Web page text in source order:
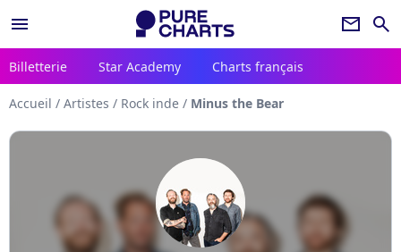
menu newsletter search
Billetterie Star Academy Charts français
Accueil / Artistes / Rock inde / Minus the Bear